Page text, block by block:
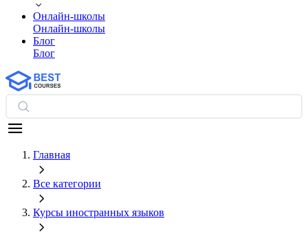
Онлайн-школы
Онлайн-школы
Блог
Блог
Главная
Все категории
Курсы иностранных языков